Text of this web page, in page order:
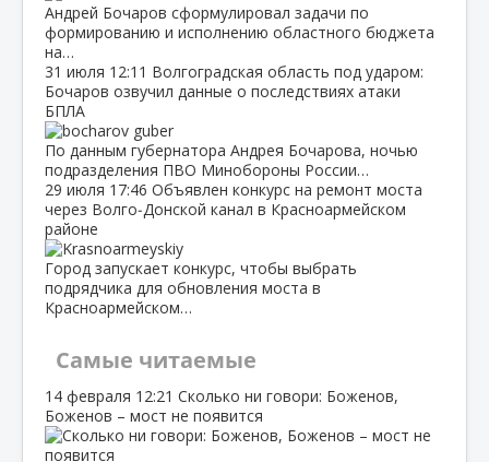
Андрей Бочаров сформулировал задачи по
формированию и исполнению областного бюджета
на…
31 июля 12:11 Волгоградская область под ударом:
Бочаров озвучил данные о последствиях атаки
БПЛА
По данным губернатора Андрея Бочарова, ночью
подразделения ПВО Минобороны России…
29 июля 17:46 Объявлен конкурс на ремонт моста
через Волго‑Донской канал в Красноармейском
районе
Город запускает конкурс, чтобы выбрать
подрядчика для обновления моста в
Красноармейском…
Самые читаемые
14 февраля 12:21 Сколько ни говори: Боженов,
Боженов – мост не появится